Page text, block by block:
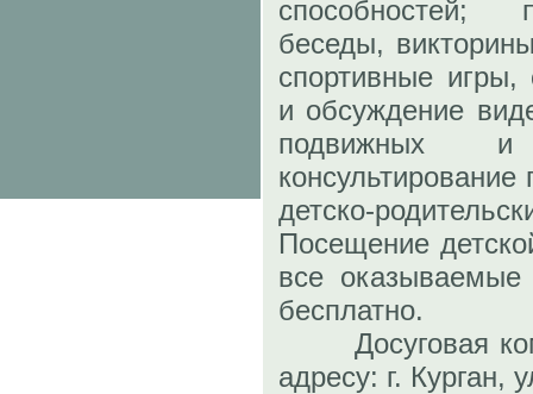
способностей;
беседы,
спортивные игры,
и обсуждение
подвижных
детско-
Посещение
все оказываемые
бесплатно.
Досуговая
адресу: г. Курган,